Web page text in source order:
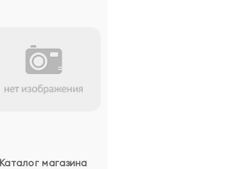
Каталог магазина